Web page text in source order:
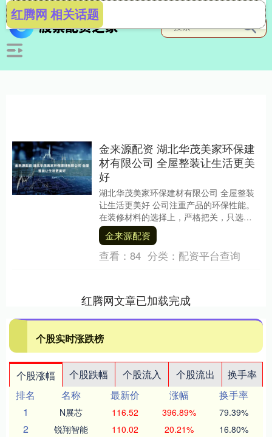
红腾网 相关话题
金来源配资 湖北华茂美家环保建
材有限公司 全屋整装让生活更美
好
湖北华茂美家环保建材有限公司 全屋整装
让生活更美好 公司注重产品的环保性能。
在装修材料的选择上，严格把关，只选用
符合国家标准的环保材料，确保客户的居
住环境健康无....
金来源配资
查看： 84 分类： 配资平台查询
红腾网文章已加载完成
个股实时涨跌榜
个股涨幅 个股跌幅 个股流入 个股流出
换手率
排名
名称 最新价 涨幅
换手率
1
N展芯 116.52 396.89% 79.39%
2 锐翔智能 110.02 20.21% 16.80%